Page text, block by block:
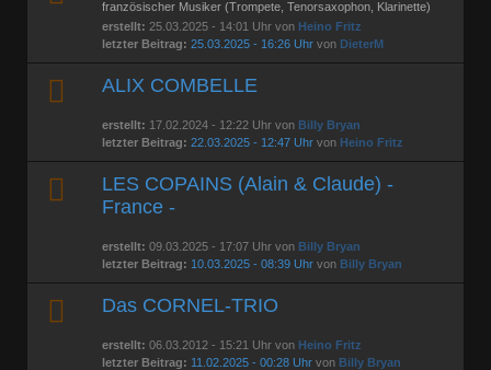
französischer Musiker (Trompete, Tenorsaxophon, Klarinette)
erstellt: 25.03.2025 - 14:01 Uhr von Heino Fritz
letzter Beitrag: 25.03.2025 - 16:26 Uhr von DieterM
ALIX COMBELLE
erstellt: 17.02.2024 - 12:22 Uhr von Billy Bryan
letzter Beitrag: 22.03.2025 - 12:47 Uhr von Heino Fritz
LES COPAINS (Alain & Claude) -
France -
erstellt: 09.03.2025 - 17:07 Uhr von Billy Bryan
letzter Beitrag: 10.03.2025 - 08:39 Uhr von Billy Bryan
Das CORNEL-TRIO
erstellt: 06.03.2012 - 15:21 Uhr von Heino Fritz
letzter Beitrag: 11.02.2025 - 00:28 Uhr von Billy Bryan